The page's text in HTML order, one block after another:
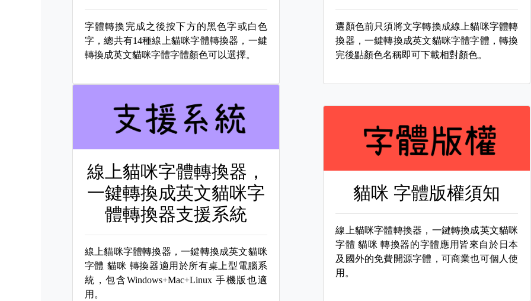
字體轉換完成之後按下方的黑色字或白色
字，總共有14種線上貓咪字體轉換器，一鍵
轉換成英文貓咪字體字體顏色可以選擇。
選顏色前只須將文字轉換成線上貓咪字體轉
換器，一鍵轉換成英文貓咪字體字體，轉換
完後點顏色名稱即可下載相對顏色。
線上貓咪字體轉換器，
一鍵轉換成英文貓咪字
體轉換器支援系統
線上貓咪字體轉換器，一鍵轉換成英文貓咪
字體 貓咪 轉換器適用於所有桌上型電腦系
統，包含Windows+Mac+Linux 手機版也適
用。
貓咪 字體版權須知
線上貓咪字體轉換器，一鍵轉換成英文貓咪
字體貓咪 轉換器的字體應用皆來自於日本
及國外的免費開源字體，可商業也可個人使
用。